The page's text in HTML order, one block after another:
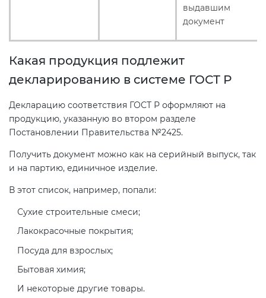
выдавшим
документ
Какая продукция подлежит
декларированию в системе ГОСТ Р
Декларацию соответствия ГОСТ Р оформляют на
продукцию, указанную во втором разделе
Постановлении Правительства №2425.
Получить документ можно как на серийный выпуск, так
и на партию, единичное изделие.
В этот список, например, попали:
Сухие строительные смеси;
Лакокрасочные покрытия;
Посуда для взрослых;
Бытовая химия;
И некоторые другие товары.